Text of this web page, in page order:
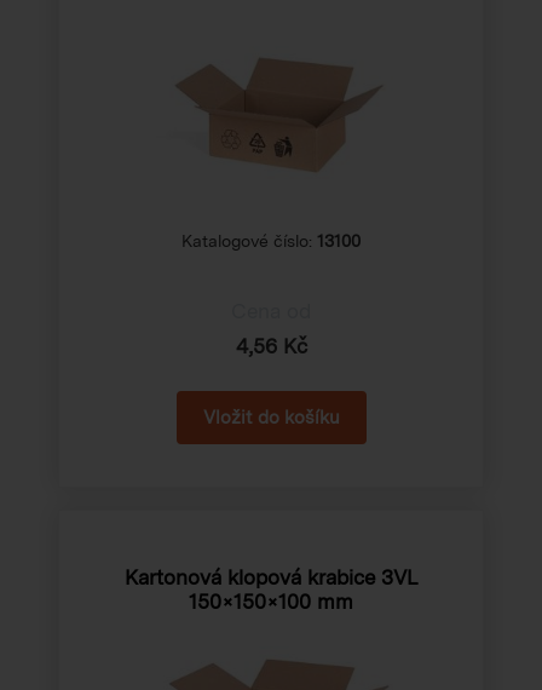
Katalogové číslo: 13100
4,56 Kč
Kartonová klopová krabice 3VL
150×150×100 mm